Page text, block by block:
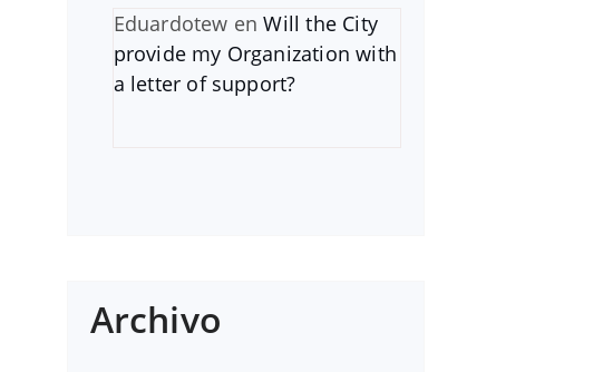
Eduardotew enWill the City
provide my Organization with
a letter of support?
Archivo